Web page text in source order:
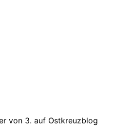
von 3. auf Ostkreuzblog